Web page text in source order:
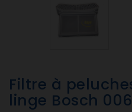
Filtre à
linge Bosch